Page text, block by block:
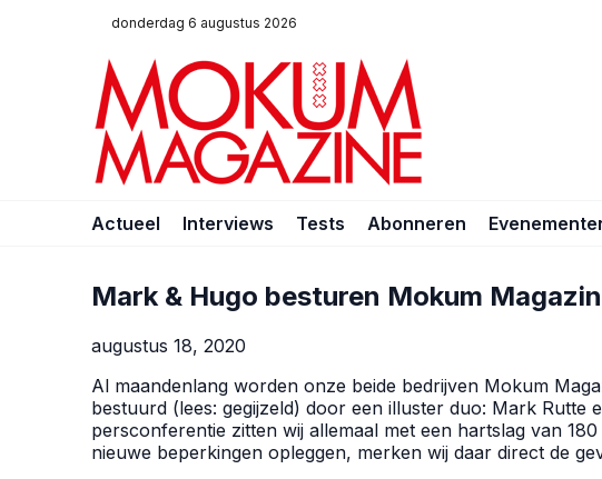
donderdag 6 augustus 2026
Actueel Interviews Tests Abonneren
Mark & Hugo besturen Mokum
augustus 18, 2020
Al maandenlang worden onze beide bedrijven Mokum
bestuurd (lees: gegijzeld) door een illuster duo: Mark Rutte
persconferentie zitten wij allemaal met een hartslag van
nieuwe beperkingen opleggen, merken wij daar direct de